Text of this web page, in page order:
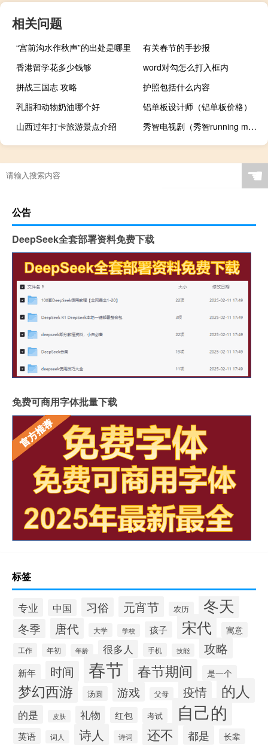
相关问题
“宫前沟水作秋声”的出处是哪里
有关春节的手抄报
香港留学花多少钱够
word对勾怎么打入框内
拼战三国志 攻略
护照包括什么内容
乳脂和动物奶油哪个好
铝单板设计师（铝单板价格）
山西过年打卡旅游景点介绍
秀智电视剧（秀智running man）
☚
公告
DeepSeek全套部署资料免费下载
免费可商用字体批量下载
标签
专业 中国 习俗 元宵节 农历 冬天
冬季 唐代 大学 学校 孩子 宋代 寓意
工作 年初 年龄 很多人 手机 技能 攻略
新年 时间 春节 春节期间 是一个
梦幻西游 汤圆 游戏 父母 疫情 的人
的是 皮肤 礼物 红包 考试 自己的
英语 词人 诗人 诗词 还不 都是 长辈